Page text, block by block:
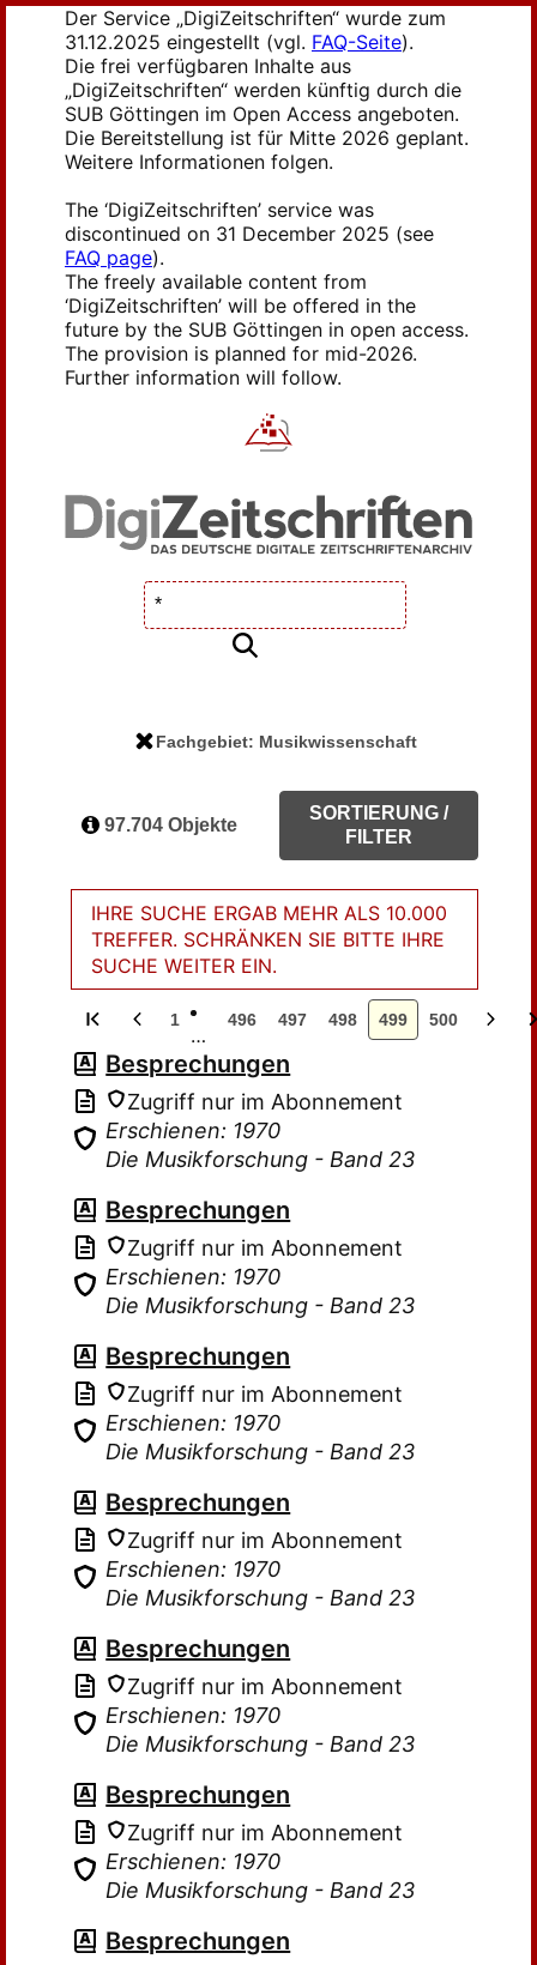
Der Service „DigiZeitschriften“ wurde zum
31.12.2025 eingestellt (vgl. FAQ-Seite).
Die frei verfügbaren Inhalte aus
„DigiZeitschriften“ werden künftig durch die
SUB Göttingen im Open Access angeboten.
Die Bereitstellung ist für Mitte 2026 geplant.
Weitere Informationen folgen.
The ‘DigiZeitschriften’ service was
discontinued on 31 December 2025 (see
FAQ page).
The freely available content from
‘DigiZeitschriften’ will be offered in the
future by the SUB Göttingen in open access.
The provision is planned for mid-2026.
Further information will follow.
Fachgebiet: Musikwissenschaft
97.704 Objekte
SORTIERUNG /
FILTER
IHRE SUCHE ERGAB MEHR ALS 10.000
TREFFER. SCHRÄNKEN SIE BITTE IHRE
SUCHE WEITER EIN.
1
…
496 497 498 499 500
Besprechungen
Zugriff nur im Abonnement
Erschienen: 1970
Die Musikforschung - Band 23
Besprechungen
Zugriff nur im Abonnement
Erschienen: 1970
Die Musikforschung - Band 23
Besprechungen
Zugriff nur im Abonnement
Erschienen: 1970
Die Musikforschung - Band 23
Besprechungen
Zugriff nur im Abonnement
Erschienen: 1970
Die Musikforschung - Band 23
Besprechungen
Zugriff nur im Abonnement
Erschienen: 1970
Die Musikforschung - Band 23
Besprechungen
Zugriff nur im Abonnement
Erschienen: 1970
Die Musikforschung - Band 23
Besprechungen